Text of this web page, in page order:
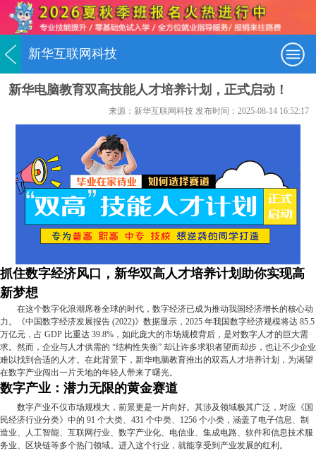
新华互联网科技
新华电脑教育双高技能人才培养计划，正式启动！
来源：新华互联网科技 发布时间：2025-08-14 16:52:17
抓住数字经济风口，新华双高人才培养计划助你实现高
新梦想
在这个数字化浪潮席卷全球的时代，数字经济已成为推动我国经济增长的核心动
力。《中国数字经济发展报告 (2022)》数据显示，2025 年我国数字经济规模将达 85.5
万亿元，占 GDP 比重达 39.8%，如此庞大的市场规模背后，是对数字人才的巨大需
求。然而，企业与人才供需的 “结构性失衡” 却让许多求职者望而却步，也让不少企业
难以找到合适的人才。在此背景下，新华电脑教育推出的双高人才培养计划，为渴望
在数字产业闯出一片天地的年轻人带来了曙光。
数字产业：潜力无限的黄金赛道
数字产业不仅市场规模大，前景更是一片向好。其涉及领域极其广泛，对应《国
民经济行业分类》中的 91 个大类、431 个中类、1256 个小类，涵盖了电子信息、制
造业、人工智能、互联网行业、数字产业化、电信业、集成电路、软件和信息技术服
务业、区块链等多个热门领域。进入这个行业，就能享受到产业发展的红利。